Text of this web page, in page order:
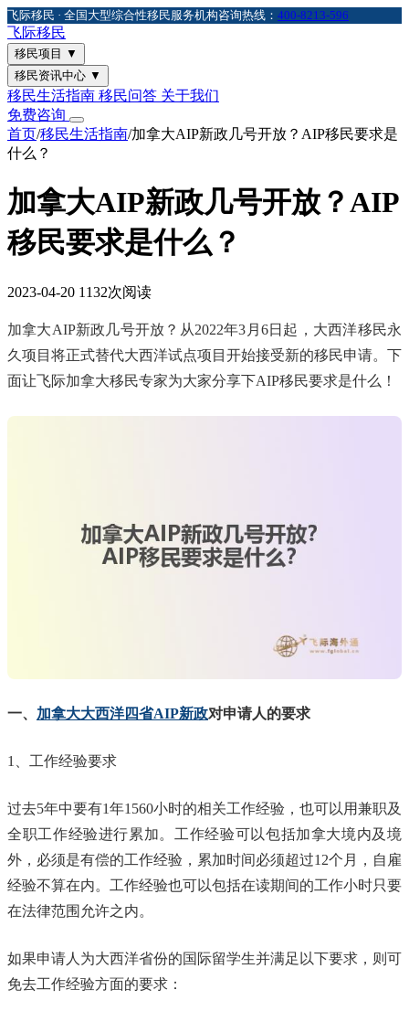
飞际移民 · 全国大型综合性移民服务机构咨询热线： 400-8213-596
飞际移民
移民项目 ▼
移民资讯中心 ▼
移民生活指南 移民问答 关于我们
免费咨询
首页/移民生活指南/加拿大AIP新政几号开放？AIP移民要求是
什么？
加拿大AIP新政几号开放？AIP
移民要求是什么？
2023-04-20 1132次阅读
加拿大AIP新政几号开放？从2022年3月6日起，大西洋移民永
久项目将正式替代大西洋试点项目开始接受新的移民申请。下
面让飞际加拿大移民专家为大家分享下AIP移民要求是什么！
一、 加拿大大西洋四省AIP新政对申请人的要求
1、工作经验要求
过去5年中要有1年1560小时的相关工作经验，也可以用兼职及
全职工作经验进行累加。工作经验可以包括加拿大境内及境
外，必须是有偿的工作经验，累加时间必须超过12个月，自雇
经验不算在内。工作经验也可以包括在读期间的工作小时只要
在法律范围允许之内。
如果申请人为大西洋省份的国际留学生并满足以下要求，则可
免去工作经验方面的要求：